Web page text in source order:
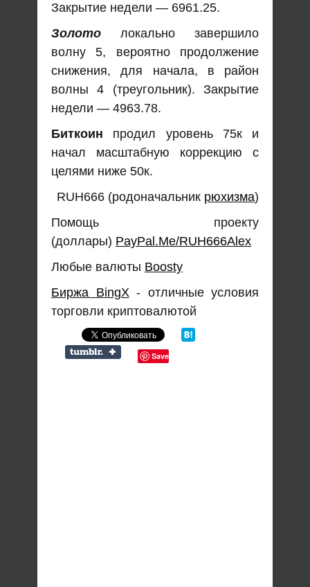
Закрытие недели — 6961.25.
Золото локально завершило
волну 5, вероятно продолжение
снижения, для начала, в район
волны 4 (треугольник). Закрытие
недели — 4963.78.
Биткоин продил уровень 75к и
начал масштабную коррекцию с
целями ниже 50к.
RUH666 (родоначальник рюхизма)
Помощь проекту
(доллары) PayPal.Me/RUH666Alex
Любые валюты Boosty
Биржа BingX- отличные условия
торговли криптовалютой
Save